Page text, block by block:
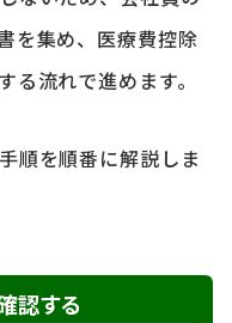
を集め、医療費控除
流れで進めます。
順を順番に解説しま
認する